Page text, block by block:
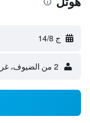
ج 14/8
2 من الضيوف، غرفة واحدة